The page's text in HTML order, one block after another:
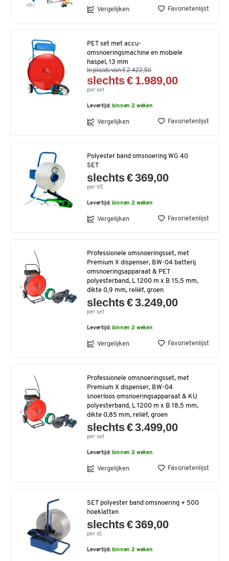
Vergelijken Favorietenlijst
PET set met accu-
omsnoeringsmachine en mobiele
haspel, 13 mm
in plaats van € 2.422,50
slechts € 1.989,00
per set
Levertijd: binnen 2 weken
Vergelijken Favorietenlijst
Polyester band omsnoering WG 40
SET
slechts € 369,00
per VE
Levertijd: binnen 2 weken
Vergelijken Favorietenlijst
Professionele omsnoeringsset, met
Premium X dispenser, BW-04 batterij
omsnoeringsapparaat & PET
polyesterband, L 1200 m x B 15,5 mm,
dikte 0,9 mm, reliëf, groen
slechts € 3.249,00
per set
Levertijd: binnen 2 weken
Vergelijken Favorietenlijst
Professionele omsnoeringsset, met
Premium X dispenser, BW-04
snoerloos omsnoeringsapparaat & KU
polyesterband, L 1200 m x B 18,5 mm,
dikte 0,85 mm, reliëf, groen
slechts € 3.499,00
per set
Levertijd: binnen 2 weken
Vergelijken Favorietenlijst
SET polyester band omsnoering + 500
hoeklatten
slechts € 369,00
per st.
Levertijd: binnen 2 weken